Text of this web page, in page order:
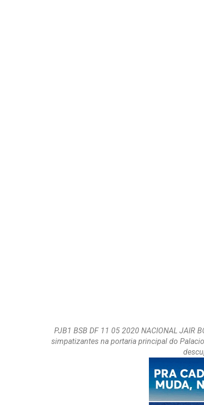
PJB1 BSB DF 11 05 2020 NACIONAL JAIR
simpatizantes na portaria principal do